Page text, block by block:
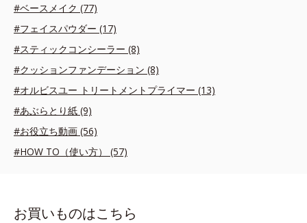
#ベースメイク (77)
#フェイスパウダー (17)
#スティックコンシーラー (8)
#クッションファンデーション (8)
#オルビスユー トリートメントプライマー (13)
#あぶらとり紙 (9)
#お役立ち動画 (56)
#HOW TO（使い方） (57)
お買いものはこちら